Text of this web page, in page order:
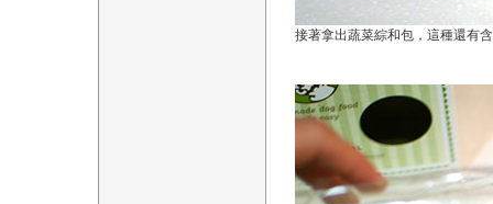
接著拿出蔬菜綜和包，這種還有